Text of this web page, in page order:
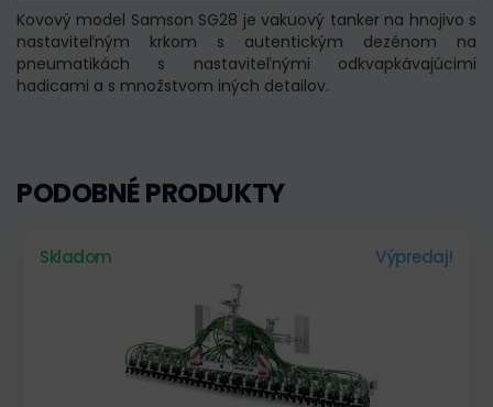
Kovový model Samson SG28 je vakuový tanker na hnojivo s
nastaviteľným krkom s autentickým dezénom na
pneumatikách s nastaviteľnými odkvapkávajúcimi
hadicami a s množstvom iných detailov.
PODOBNÉ PRODUKTY
Skladom Výpredaj!